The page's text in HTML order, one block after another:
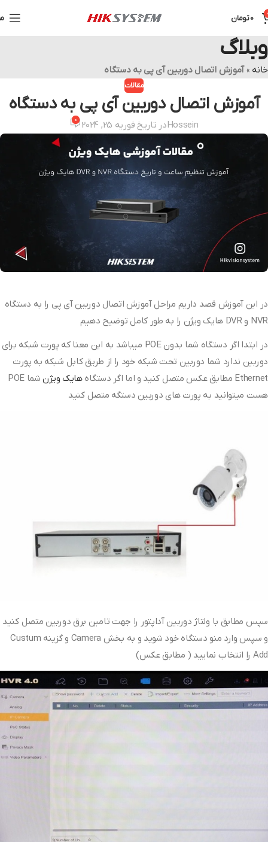
0تومان
وبلاگ
خانه »آموزش اتصال دوربین آی پی به دستگاه
مقالات
آموزش اتصال دوربین آی پی به دستگاه
Hosseinدر تاریخ فوریه 25, 2024 0
در این آموزش قصد داریم مراحل آموزش اتصال دوربین آی پی را به دستگاه
NVR و DVR هایک ویژن را به طور کامل توضیح دهیم
در ابتدا اگر دستگاه شما بدون POE میباشد به این معنا که پورت شبکه برای
دوربین ندارد شما دوربین تحت شبکه خود را از طریق کابل شبکه به پورت
Ethernet مطابق عکس متصل کنید و اما اگر دستگاه
هایک ویژن
شما POE
هست میتوانید به پورت های دوربین دستگه متصل کنید
سپس مطابق با ولتاژ دوربین آداپتور را جهت تامین برق دوربین متصل کنید
و سپس وارد منو دستگاه خود شوید و به بخش Camera و گزینه Custum
Add را انتخاب نمایید ( مطابق عکس)